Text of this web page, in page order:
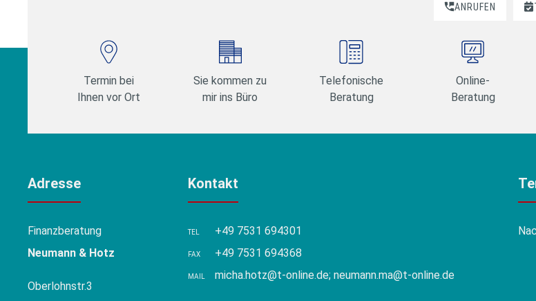
ANRUFEN
Termin bei
Ihnen vor Ort
Sie kommen zu
mir ins Büro
Telefonische
Beratung
Online-
Beratung
Adresse
Finanzberatung
Neumann & Hotz
Oberlohnstr.3
Kontakt
TEL +49 7531 694301
FAX +49 7531 694368
MAIL micha.hotz@t-online.de; neumann.ma@t-online.de